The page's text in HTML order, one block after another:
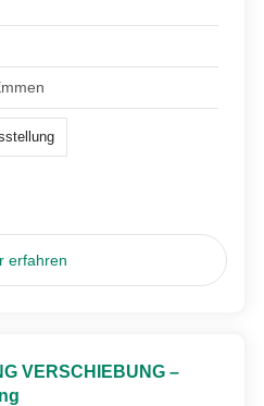
erfahren
VERSCHIEBUNG –